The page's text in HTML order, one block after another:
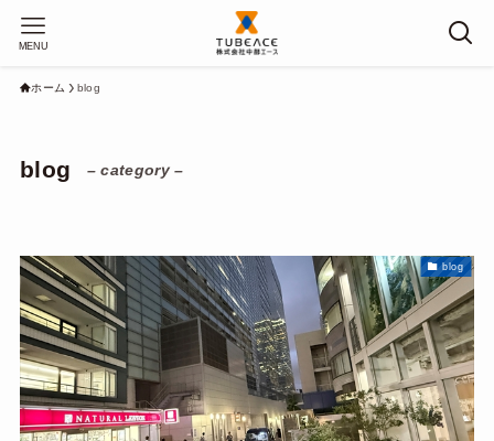
MENU
ホーム blog
blog – category –
blog